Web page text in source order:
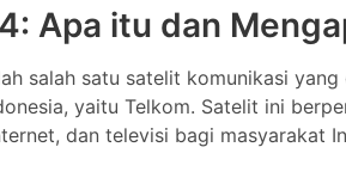
Apa itu dan
salah satu satelit komunikasi
yaitu Telkom. Satelit ini
dan televisi bagi masyarakat